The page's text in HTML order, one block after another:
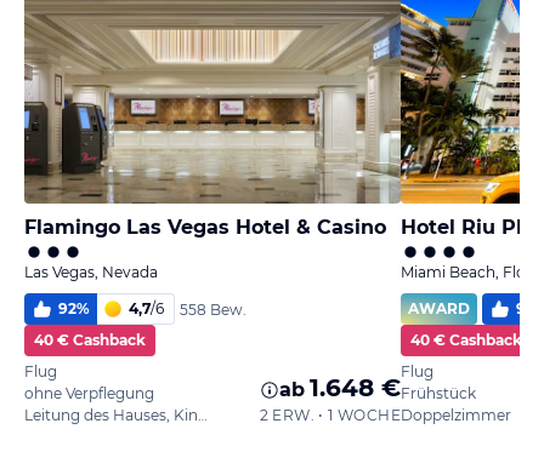
Flamingo Las Vegas Hotel & Casino
Las Vegas, Nevada
92% 4,7/6
558 Bew.
40 € Cashback
Flug
ohne Verpflegung
Leitung des Hauses, King oder 2 Queen Bett
ab 1.648 €
2 ERW. • 1 WOCHE
Hotel Riu
Miami Beach,
AWARD
94
40 € Cashback
Flug
Frühstück
Doppelzimmer